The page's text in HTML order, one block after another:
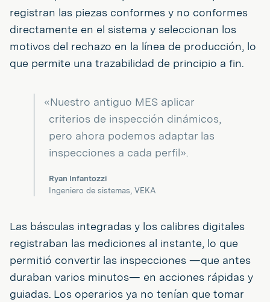
registran las piezas conformes y no conformes
directamente en el sistema y seleccionan los
motivos del rechazo en la línea de producción, lo
que permite una trazabilidad de principio a fin.
«Nuestro antiguo MES aplicar
criterios de inspección dinámicos,
pero ahora podemos adaptar las
inspecciones a cada perfil».
Ryan Infantozzi
Ingeniero de sistemas, VEKA
Las básculas integradas y los calibres digitales
registraban las mediciones al instante, lo que
permitió convertir las inspecciones —que antes
duraban varios minutos— en acciones rápidas y
guiadas. Los operarios ya no tenían que tomar